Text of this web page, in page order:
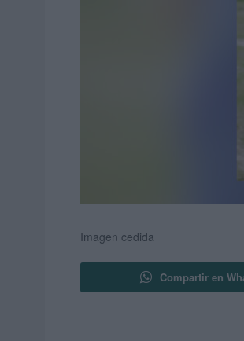
Imagen cedida
Compartir en